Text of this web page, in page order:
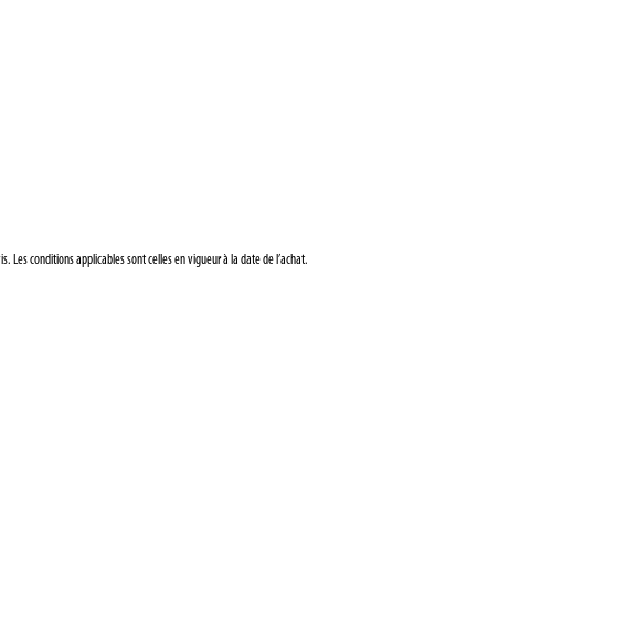
Les conditions applicables sont celles en vigueur à la date de l’achat.